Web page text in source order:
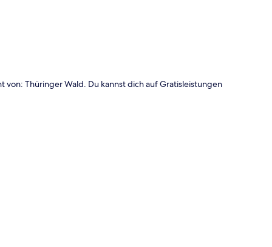
Thüringer Wald. Du kannst dich auf Gratisleistungen